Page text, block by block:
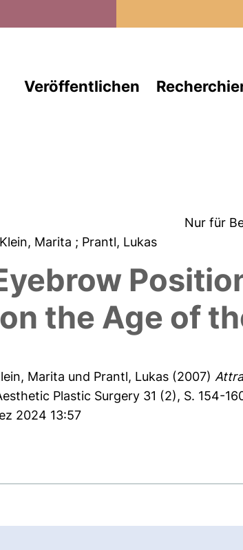
Veröffentlichen
Nur für
Marita ; Prantl, Lukas
the Age of
Marita und Prantl, Lukas (2007)
Plastic Surgery 31 (2), S. 154-
2024 13:57